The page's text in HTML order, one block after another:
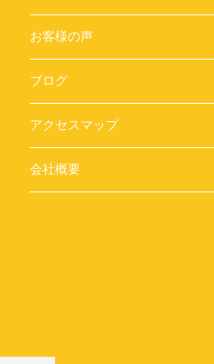
お客様の声
ブログ
アクセスマップ
会社概要